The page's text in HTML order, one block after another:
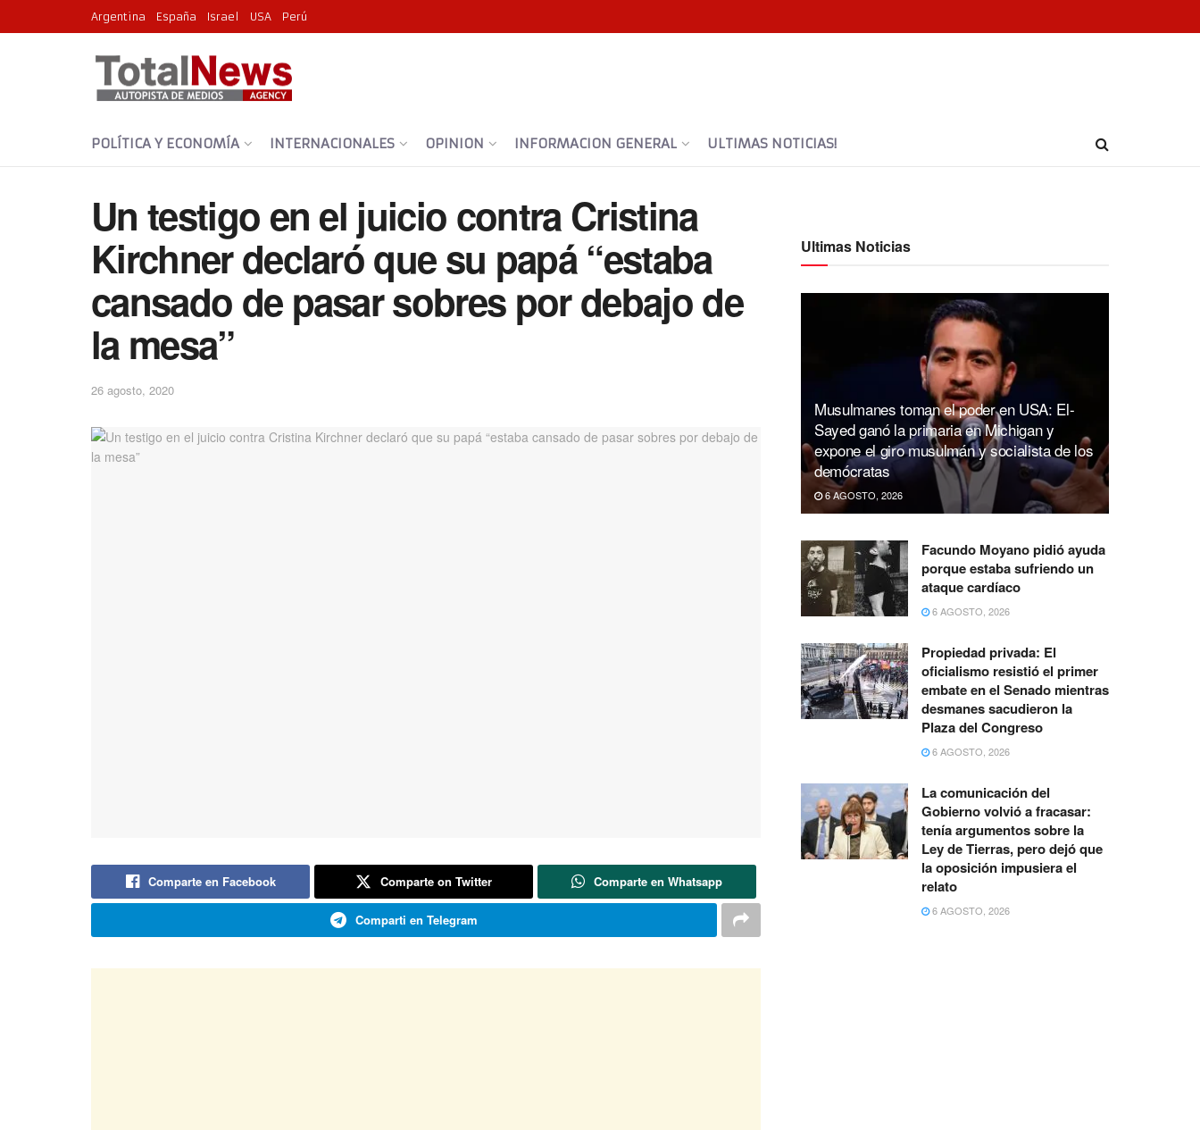
Argentina España Israel USA Perú
POLÍTICA Y ECONOMÍA INTERNACIONALES OPINION INFORMACION GENERAL ULTIMAS NOTICIAS!
Un testigo en el juicio contra Cristina
Kirchner declaró que su papá “estaba
cansado de pasar sobres por debajo de
la mesa”
26 agosto, 2020
Comparte en Facebook Comparte on Twitter Comparte en Whatsapp
Comparti en Telegram
Ultimas Noticias
Musulmanes toman el poder en USA: El-
Sayed ganó la primaria en Michigan y
expone el giro musulmán y socialista de los
demócratas
6 AGOSTO, 2026
Facundo Moyano pidió ayuda
porque estaba sufriendo un
ataque cardíaco
6 AGOSTO, 2026
Propiedad privada: El
oficialismo resistió el primer
embate en el Senado mientras
desmanes sacudieron la
Plaza del Congreso
6 AGOSTO, 2026
La comunicación del
Gobierno volvió a fracasar:
tenía argumentos sobre la
Ley de Tierras, pero dejó que
la oposición impusiera el
relato
6 AGOSTO, 2026